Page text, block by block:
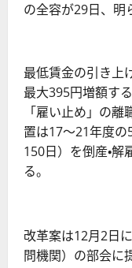
の全容が29日、明
最低賃金の引き上
最大395円増額す
「雇い止め」の
置は17～21年度
150日）を倒産・
る。
改革案は12月2日
問機関）の部会に